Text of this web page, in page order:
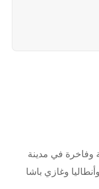
وفاخرة في مدينة
وغازي باشا